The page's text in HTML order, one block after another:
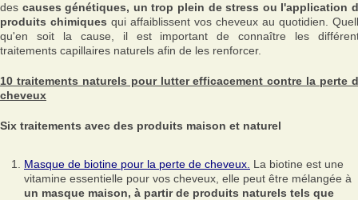
des causes génétiques, un trop plein de stress ou l'application
produits chimiques qui affaiblissent vos cheveux au quotidien.
qu'en soit la cause, il est important de connaître les
traitements capillaires naturels afin de les renforcer.
10 traitements naturels pour lutter efficacement contre la perte
cheveux
Six traitements avec des produits maison et naturel
Masque de biotine pour la perte de cheveux. La biotine est une
vitamine essentielle pour vos cheveux, elle peut être mélangée à
un masque maison, à partir de produits naturels tels que